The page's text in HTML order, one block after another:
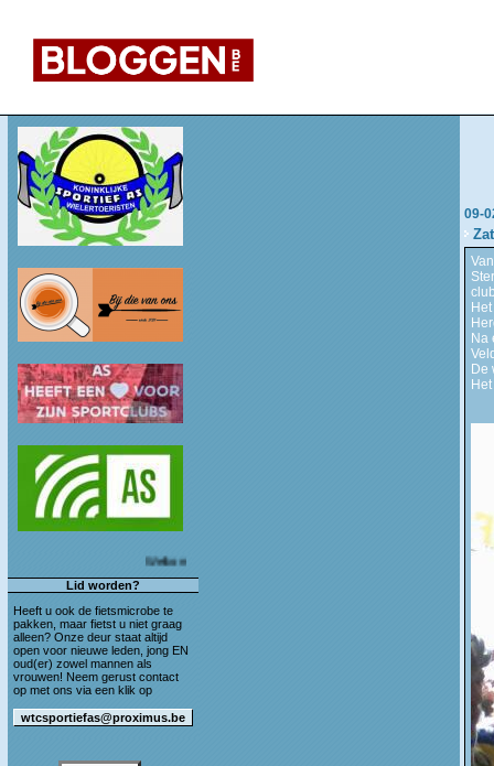
Welkom op de blog van WTC Sportief As!
Lid worden?
Heeft u ook de fietsmicrobe te
pakken, maar fietst u niet graag
alleen? Onze deur staat altijd
open voor nieuwe leden, jong EN
oud(er) zowel mannen als
vrouwen! Neem gerust contact
op met ons via een klik op
09-
Na
De